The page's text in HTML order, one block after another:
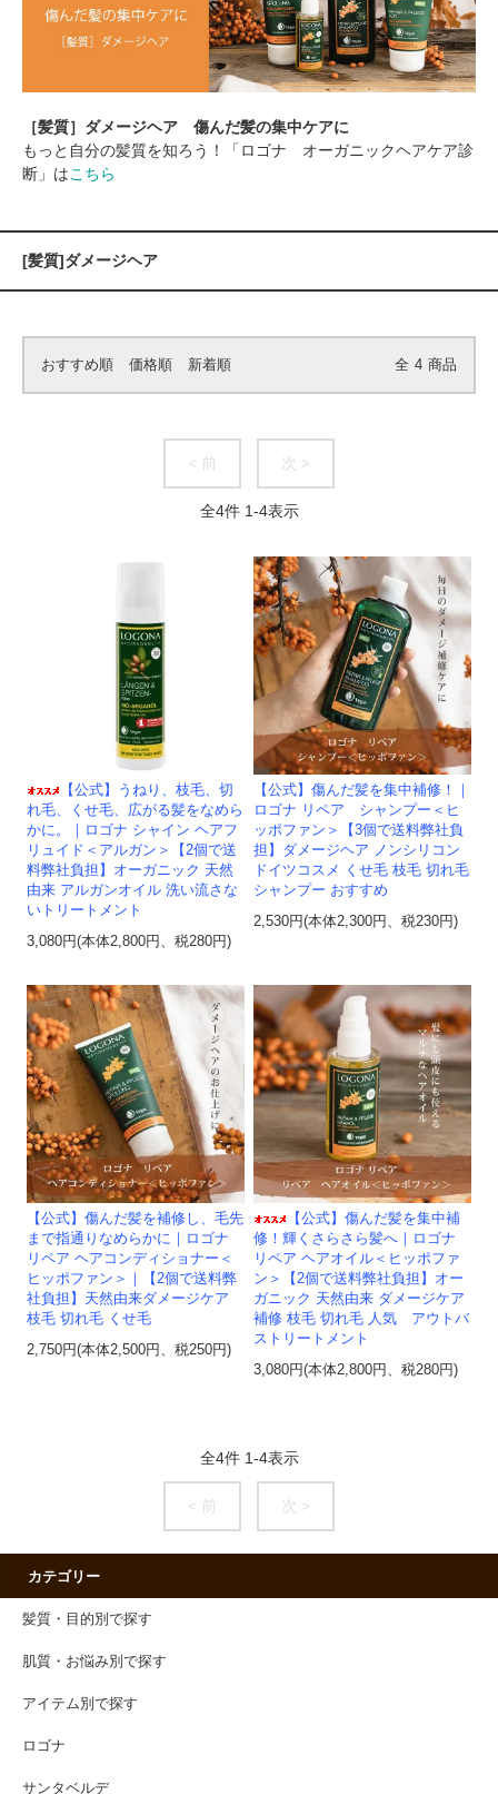
［髪質］ダメージヘア 傷んだ髪の集中ケアに
もっと自分の髪質を知ろう！「ロゴナ オーガニックヘアケア診
断」はこちら
[髪質]ダメージヘア
おすすめ順 価格順 新着順 全 4 商品
< 前 次 >
全4件 1-4表示
【公式】うねり、枝毛、切
れ毛、くせ毛、広がる髪をなめら
かに。｜ロゴナ シャイン ヘアフ
リュイド＜アルガン＞【2個で送
料弊社負担】オーガニック 天然
由来 アルガンオイル 洗い流さな
いトリートメント
3,080円(本体2,800円、税280円)
【公式】傷んだ髪を集中補修！｜
ロゴナ リペア シャンプー＜ヒ
ッポファン＞【3個で送料弊社負
担】ダメージヘア ノンシリコン
ドイツコスメ くせ毛 枝毛 切れ毛
シャンプー おすすめ
2,530円(本体2,300円、税230円)
【公式】傷んだ髪を補修し、毛先
まで指通りなめらかに｜ロゴナ
リペア ヘアコンディショナー＜
ヒッポファン＞｜【2個で送料弊
社負担】天然由来ダメージケア
枝毛 切れ毛 くせ毛
2,750円(本体2,500円、税250円)
【公式】傷んだ髪を集中補
修！輝くさらさら髪へ｜ロゴナ
リペア ヘアオイル＜ヒッポファ
ン＞【2個で送料弊社負担】オー
ガニック 天然由来 ダメージケア
補修 枝毛 切れ毛 人気 アウトバ
ストリートメント
3,080円(本体2,800円、税280円)
全4件 1-4表示
< 前 次 >
カテゴリー
髪質・目的別で探す
肌質・お悩み別で探す
アイテム別で探す
ロゴナ
サンタベルデ